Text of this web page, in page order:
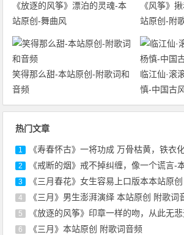
《放逐的风筝》漂泊的灵魂-本
站原创-舞曲风
《风筝》
站原创-附
笑得那么甜-本站原创-附歌词和
音频
临江仙·滚
慎-中国古风
热门文章
1 《寿春怀古》一将功成 万骨枯黄，铁衣
2 《戒断的烟》戒不掉纠缠，像一个谎言-
3 《三月春花》女生容易上口版本本站原
4 《三月》男生澎湃演绎 本站原创 附歌词
5 《放逐的风筝》印章一样的吻，从此无
6 《三月》本站原创 附歌词音频